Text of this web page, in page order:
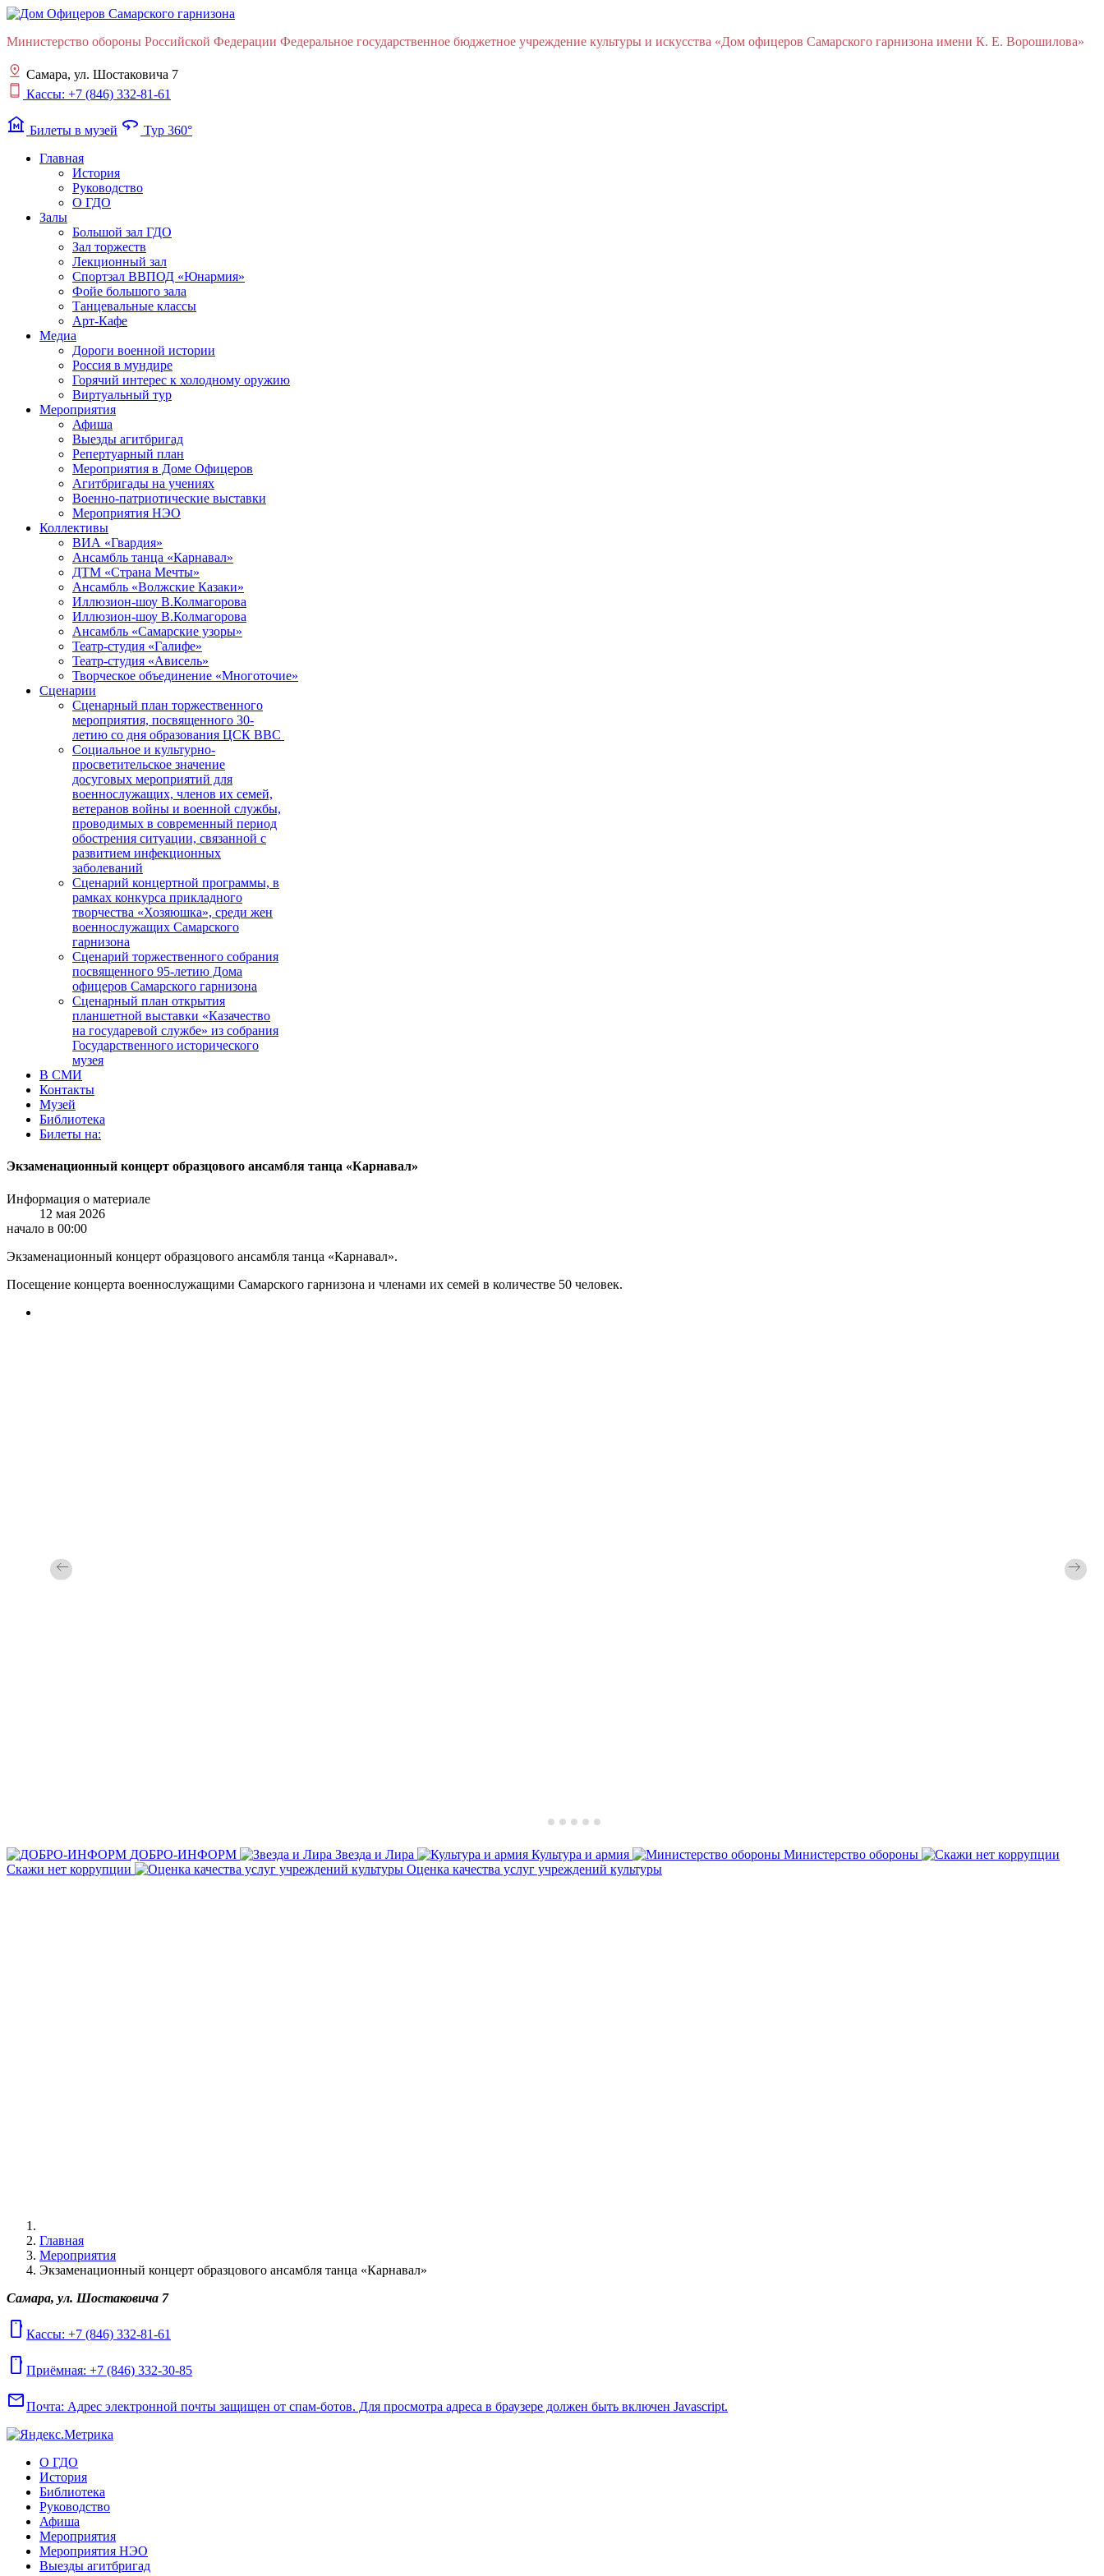
Министерство обороны Российской Федерации Федеральное государственное бюджетное учреждение культуры и искусства «Дом офицеров Cамарского гарнизона имени К. Е. Ворошилова»
Самара, ул. Шостаковича 7
Кассы: +7 (846) 332-81-61
museum Билеты в музей 360 Тур 360°
Главная
История
Руководство
О ГДО
Залы
Большой зал ГДО
Зал торжеств
Лекционный зал
Cпортзал ВВПОД «Юнармия»
Фойе большого зала
Танцевальные классы
Арт-Кафе
Медиа
Дороги военной истории
Россия в мундире
Горячий интерес к холодному оружию
Виртуальный тур
Мероприятия
Афиша
Выезды агитбригад
Репертуарный план
Мероприятия в Доме Офицеров
Агитбригады на учениях
Военно-патриотические выставки
Мероприятия НЭО
Коллективы
ВИА «Гвардия»
Ансамбль танца «Карнавал»
ДТМ «Страна Мечты»
Ансамбль «Волжские Казаки»
Иллюзион-шоу В.Колмагорова
Иллюзион-шоу В.Колмагорова
Ансамбль «Самарские узоры»
Театр-студия «Галифе»
Театр-студия «Ависель»
Творческое объединение «Многоточие»
Сценарии
Сценарный план торжественного
мероприятия, посвященного 30-
летию со дня образования ЦСК ВВС
Социальное и культурно-
просветительское значение
досуговых мероприятий для
военнослужащих, членов их семей,
ветеранов войны и военной службы,
проводимых в современный период
обострения ситуации, связанной с
развитием инфекционных
заболеваний
Сценарий концертной программы, в
рамках конкурса прикладного
творчества «Хозяюшка», среди жен
военнослужащих Самарского
гарнизона
Сценарий торжественного собрания
посвященного 95-летию Дома
офицеров Самарского гарнизона
Сценарный план открытия
планшетной выставки «Казачество
на государевой службе» из собрания
Государственного исторического
музея
В СМИ
Контакты
Музей
Библиотека
Билеты на:
Экзаменационный концерт образцового ансамбля танца «Карнавал»
Информация о материале
12 мая 2026
начало в 00:00
Экзаменационный концерт образцового ансамбля танца «Карнавал».
Посещение концерта военнослужащими Самарского гарнизона и членами их семей в количестве 50 человек.
ДОБРО-ИНФОРМ Звезда и Лира Культура и армия
Министерство обороны
Скажи нет коррупции
Оценка качества услуг учреждений культуры
Главная
Мероприятия
Экзаменационный концерт образцового ансамбля танца «Карнавал»
Самара, ул. Шостаковича 7
mobile Кассы: +7 (846) 332-81-61
mobile Приёмная: +7 (846) 332-30-85
mailПочта: Адрес электронной почты защищен от спам-ботов. Для просмотра адреса в браузере должен быть включен Javascript.
О ГДО
История
Библиотека
Руководство
Афиша
Мероприятия
Мероприятия НЭО
Выезды агитбригад